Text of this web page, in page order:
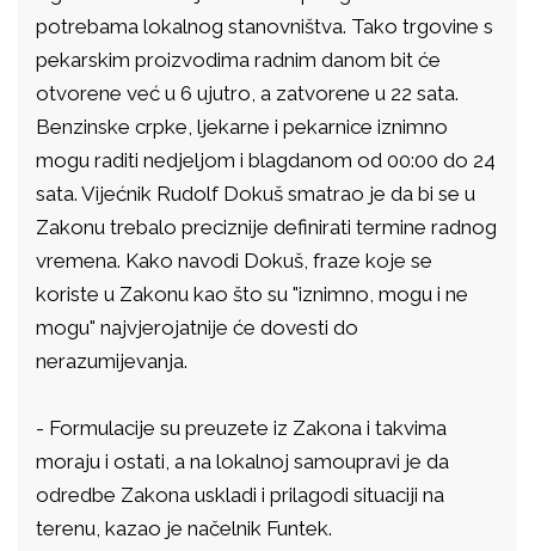
potrebama lokalnog stanovništva. Tako trgovine s
pekarskim proizvodima radnim danom bit će
otvorene već u 6 ujutro, a zatvorene u 22 sata.
Benzinske crpke, ljekarne i pekarnice iznimno
mogu raditi nedjeljom i blagdanom od 00:00 do 24
sata. Vijećnik Rudolf Dokuš smatrao je da bi se u
Zakonu trebalo preciznije definirati termine radnog
vremena. Kako navodi Dokuš, fraze koje se
koriste u Zakonu kao što su "iznimno, mogu i ne
mogu" najvjerojatnije će dovesti do
nerazumijevanja.
- Formulacije su preuzete iz Zakona i takvima
moraju i ostati, a na lokalnoj samoupravi je da
odredbe Zakona uskladi i prilagodi situaciji na
terenu, kazao je načelnik Funtek.